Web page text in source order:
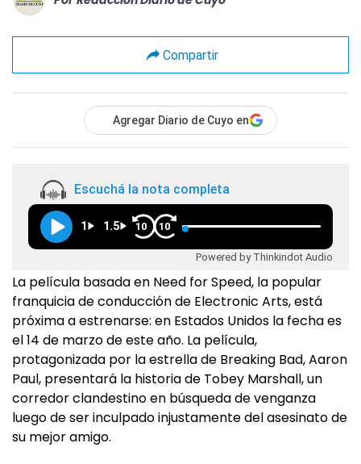
Compartir
Agregar Diario de Cuyo en
Escuchá la nota completa
1 1.5 10 10
Powered by Thinkindot Audio
La película basada en Need for Speed, la popular
franquicia de conducción de Electronic Arts, está
próxima a estrenarse: en Estados Unidos la fecha es
el 14 de marzo de este año. La película,
protagonizada por la estrella de Breaking Bad, Aaron
Paul, presentará la historia de Tobey Marshall, un
corredor clandestino en búsqueda de venganza
luego de ser inculpado injustamente del asesinato de
su mejor amigo.